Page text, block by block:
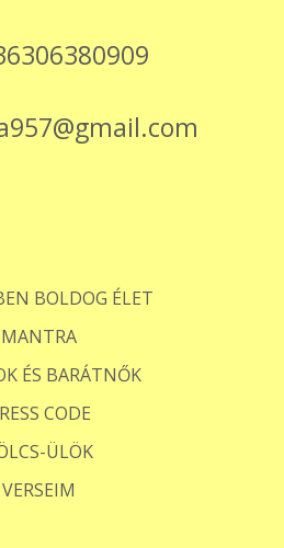
BOLDOG ÉLET
MANTRA
ÉS BARÁTNŐK
CODE
ÜLÖK
VERSEIM